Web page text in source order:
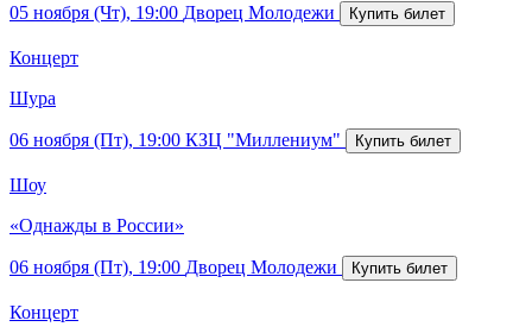
05 ноября (Чт), 19:00 Дворец Молодежи
Концерт
Шура
06 ноября (Пт), 19:00 КЗЦ "Миллениум"
Шоу
«Однажды в России»
06 ноября (Пт), 19:00 Дворец Молодежи
Концерт